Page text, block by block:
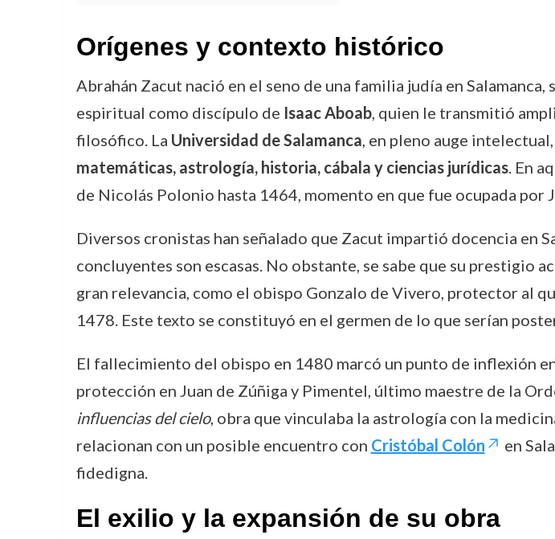
Orígenes y contexto histórico
Abrahán Zacut nació en el seno de una familia judía en
espiritual como discípulo de Isaac Aboab, quien le transmitió
filosófico. La Universidad de Salamanca, en pleno auge
matemáticas, astrología, historia, cábala y ciencias jurídicas. En
de Nicolás Polonio hasta 1464, momento en que fue ocupada por
Diversos cronistas han señalado que Zacut impartió docencia en
concluyentes son escasas. No obstante, se sabe que su prestigio
gran relevancia, como el obispo Gonzalo de Vivero, protector al
1478. Este texto se constituyó en el germen de lo que serían
El fallecimiento del obispo en 1480 marcó un punto de inflexión
protección en Juan de Zúñiga y Pimentel, último maestre de la
influencias del cielo, obra que vinculaba la astrología con la
relacionan con un posible encuentro con Cristóbal Colón
en
fidedigna.
El exilio y la expansión de su obra